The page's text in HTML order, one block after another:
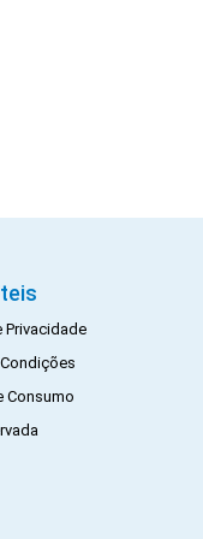
Privacidade
Consumo